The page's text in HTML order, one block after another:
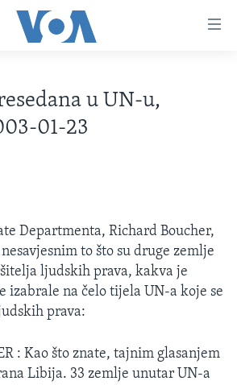
DRŽAVE
u UN-u,
01-23
Departmenta, Richard Boucher,
to što su druge zemlje
ljudskih prava, kakva je
izabrale na čelo tijela UN-a koje se
prava:
: Kao što znate, tajnim glasanjem
Libija. 33 zemlje unutar UN-a